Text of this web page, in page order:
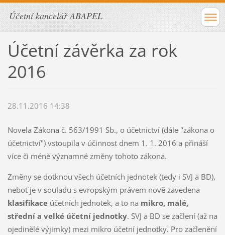
Účetní kancelář ABAPEL
Účetní závěrka za rok
2016
28.11.2016 14:38
Novela Zákona č. 563/1991 Sb., o účetnictví (dále "zákona o
účetnictví") vstoupila v účinnost dnem 1. 1. 2016 a přináší
více či méně významné změny tohoto zákona.
Změny se dotknou všech účetních jednotek (tedy i SVJ a BD),
neboť je v souladu s evropským právem nově zavedena
klasifikaceúčetních jednotek, a to na mikro, malé,
střední a velké účetní jednotky. SVJ a BD se začlení (až na
ojedinělé výjimky) mezi mikro účetní jednotky. Pro začlenění